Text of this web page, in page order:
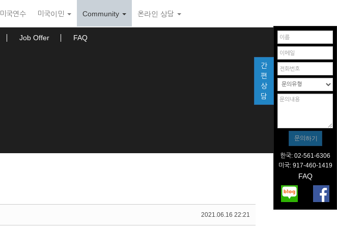
미국연수 미국이민 Community 온라인 상담
Job Offer FAQ
2021.06.16 22:21
간
편
상
담
한국: 02-561-6306
미국: 917-460-1419
FAQ